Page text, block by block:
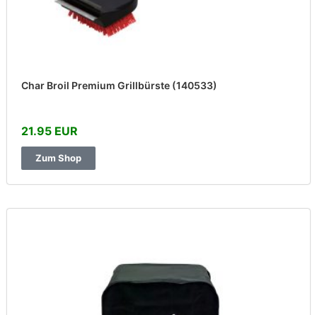
Char Broil Premium Grillbürste (140533)
21.95 EUR
Zum Shop